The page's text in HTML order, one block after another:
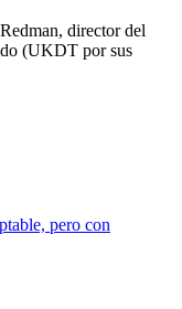
director del
(UKDT por sus